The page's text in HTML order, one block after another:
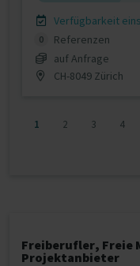
Verfügbarkeit
0
Referenzen
auf Anfrage
CH-8049 Zürich
1 2 3 4
Freiberufler, Freie
Projektanbieter